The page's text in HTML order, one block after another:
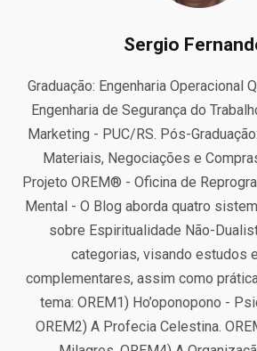
Sergio
Graduação: Engenharia Operacional
Engenharia de Segurança do
Marketing - PUC/RS. Pós-
Materiais, Negociações e
Projeto OREM® - Oficina de
Mental - O Blog aborda quatro
sobre Espiritualidade Não-
categorias, visando estudos
complementares, assim como
tema: OREM1) Ho’oponopono -
OREM2) A Profecia Celestina.